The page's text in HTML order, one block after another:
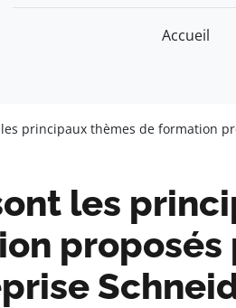
Accueil
principaux thèmes de formation
les
proposés